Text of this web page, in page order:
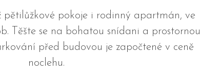
pětilůžkové pokoje i rodinný apartmán, ve
Těšte se na bohatou snídani a prostornou
před budovou je započtené v ceně
noclehu.